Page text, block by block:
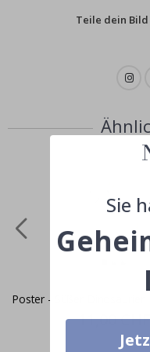
Teile dein
Poster - Süßer Dinosaurier
11,00 CHF
Sie